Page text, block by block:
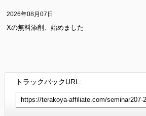
2026年08月07日
Xの無料添削、始めました
トラックバックURL: